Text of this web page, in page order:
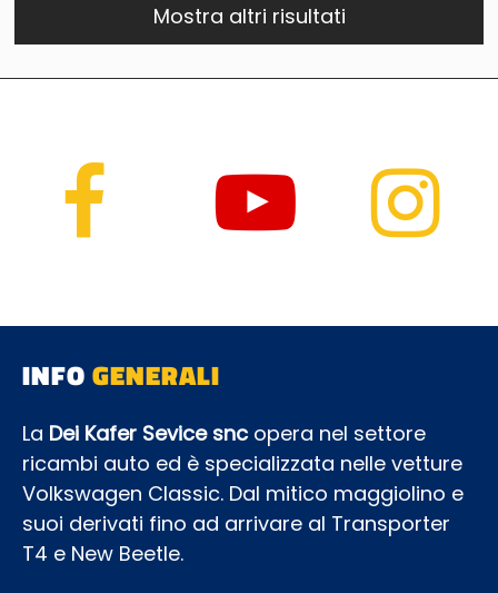
Mostra altri risultati
INFOGENERALI
La Dei Kafer Sevice snc opera nel settore
ricambi auto ed è specializzata nelle vetture
Volkswagen Classic. Dal mitico maggiolino e
suoi derivati fino ad arrivare al Transporter
T4 e New Beetle.